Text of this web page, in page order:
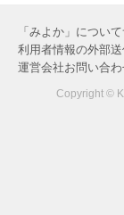
「みよか」について
利用者情報の外部
運営会社お問い合
Copyright ©